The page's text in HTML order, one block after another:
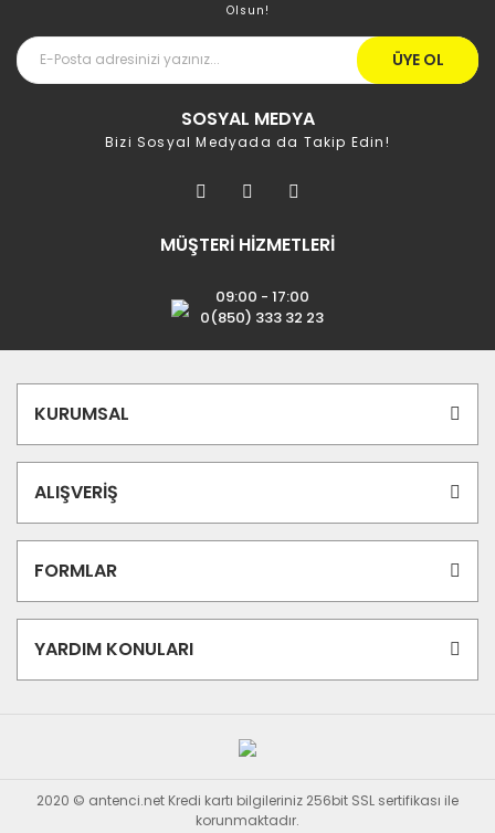
Olsun!
ÜYE OL
SOSYAL MEDYA
Bizi Sosyal Medyada da Takip Edin!
MÜŞTERİ HİZMETLERİ
09:00 - 17:00
0(850) 333 32 23
KURUMSAL
ALIŞVERİŞ
FORMLAR
YARDIM KONULARI
2020 © antenci.net Kredi kartı bilgileriniz 256bit SSL sertifikası ile
korunmaktadır.